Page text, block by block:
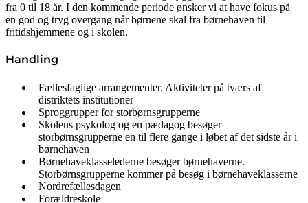
fra 0 til 18 år. I den kommende periode ønsker vi at have fokus på
en god og tryg overgang når børnene skal fra børnehaven til
fritidshjemmene og i skolen.
Handling
Fællesfaglige arrangementer. Aktiviteter på tværs af
distriktets institutioner
Sproggrupper for storbørnsgrupperne
Skolens psykolog og en pædagog besøger
storbørnsgrupperne en til flere gange i løbet af det sidste år i
børnehaven
Børnehaveklasselederne besøger børnehaverne.
Storbørnsgrupperne kommer på besøg i børnehaveklasserne
Nordrefællesdagen
Forældreskole